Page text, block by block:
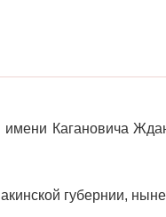
Кагановича
губернии,